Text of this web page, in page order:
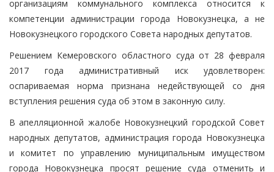
организациям коммунального комплекса относится к
компетенции администрации города Новокузнецка, а не
Новокузнецкого городского Совета народных депутатов.
Решением Кемеровского областного суда от 28 февраля
2017 года административный иск удовлетворен:
оспариваемая норма признана недействующей со дня
вступления решения суда об этом в законную силу.
В апелляционной жалобе Новокузнецкий городской Совет
народных депутатов, администрация города Новокузнецка
и комитет по управлению муниципальным имуществом
города Новокузнецка просят решение суда отменить и